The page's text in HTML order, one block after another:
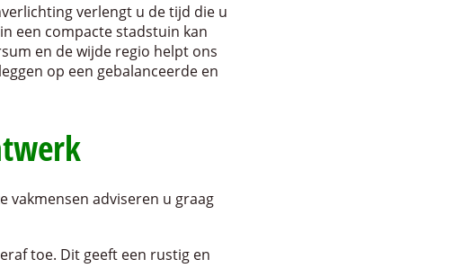
verlengt u de tijd die u
een compacte stadstuin kan
en de wijde regio helpt ons
op een gebalanceerde en
vakmensen adviseren u graag
toe. Dit geeft een rustig en